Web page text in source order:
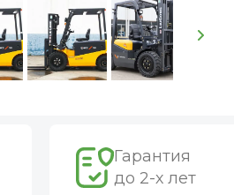
Гарантия
до 2-х лет